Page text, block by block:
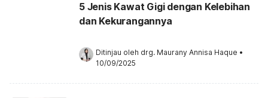
5 Jenis Kawat Gigi dengan Kelebihan
dan Kekurangannya
Ditinjau oleh drg. Maurany Annisa Haque •
10/09/2025